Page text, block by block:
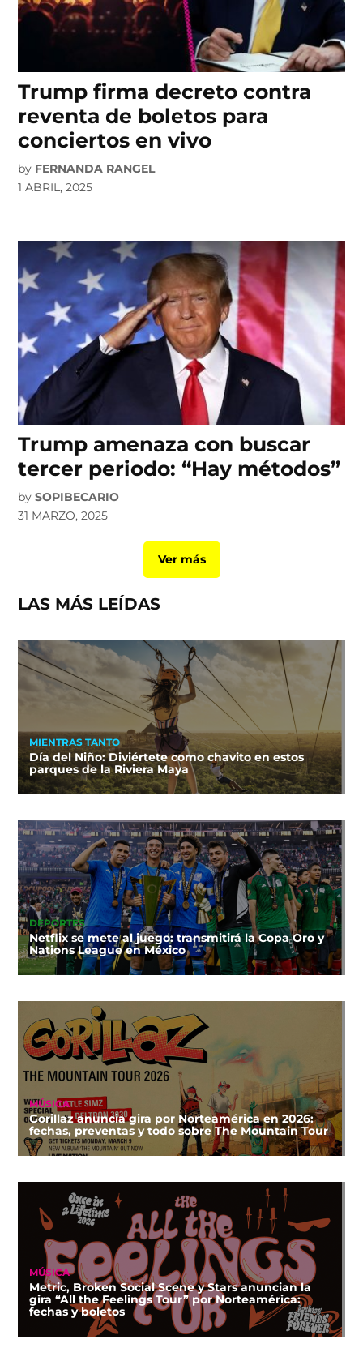
Trump firma decreto contra
reventa de boletos para
conciertos en vivo
by FERNANDA RANGEL
1 ABRIL, 2025
Trump amenaza con buscar
tercer periodo: “Hay métodos”
by SOPIBECARIO
31 MARZO, 2025
Ver más
LAS MÁS LEÍDAS
MIENTRAS TANTO
Día del Niño: Diviértete como chavito en estos
parques de la Riviera Maya
DEPORTES
Netflix se mete al juego: transmitirá la Copa Oro y
Nations League en México
MÚSICA
Gorillaz anuncia gira por Norteamérica en 2026:
fechas, preventas y todo sobre The Mountain Tour
MÚSICA
Metric, Broken Social Scene y Stars anuncian la
gira “All the Feelings Tour” por Norteamérica:
fechas y boletos